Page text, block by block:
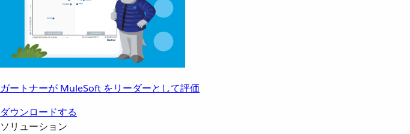
ガートナーが MuleSoft をリーダーとして評価
ダウンロードする
ソリューション